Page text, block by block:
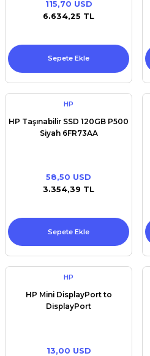
/ XPS+GPU
115,70 USD
6.634,25 TL
Sepete Ekle
HP
HP Taşınabilir SSD 120GB P500
Siyah 6FR73AA
58,50 USD
3.354,39 TL
Sepete Ekle
HP
HP Mini DisplayPort to
DisplayPort
13,00 USD